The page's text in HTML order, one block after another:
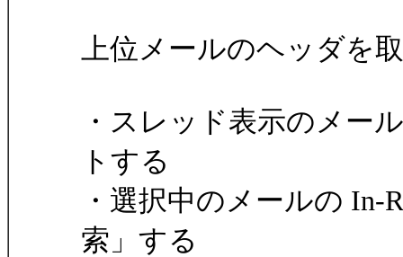
上位メールのヘッダを
・スレッド表示のメー
トする
・選択中のメールの In-
索」する